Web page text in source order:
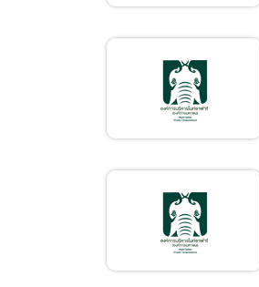
ปรับปรุงพื้นที่ Food Court
(โครงการปรับปรุงและ
พัฒนาเพื่อเพิ่มขีดความ
สามารถ ในการให้บริการสู่
มาตรฐานสากล World
Class Destination)
ประกาศผู้ชนะการเสนอราคา
ผลิต Info Graphic 2D
Animation
ประกาศผู้ชนะการเสนอราคา
จ้างเผยแพร่สปอตวิทยุ
กระจายเสียงในพื้นที่
กรุงเทพฯและปริมณฑล โดย